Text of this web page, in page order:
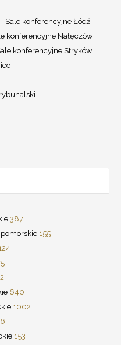
Sale konferencyjne Łódź
konferencyjne Nałęczów
konferencyjne Stryków
387
155
640
1002
153